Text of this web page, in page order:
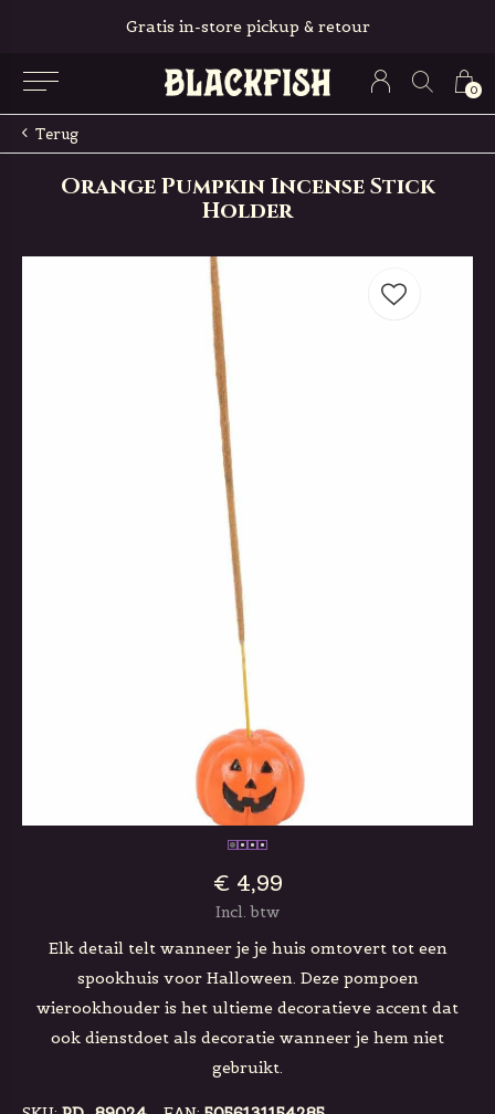
0
Gratis in-store pickup & retour
Terug
Orange Pumpkin Incense Stick
Holder
€ 4,99
Incl. btw
Elk detail telt wanneer je je huis omtovert tot een
spookhuis voor Halloween. Deze pompoen
wierookhouder is het ultieme decoratieve accent dat
ook dienstdoet als decoratie wanneer je hem niet
gebruikt.